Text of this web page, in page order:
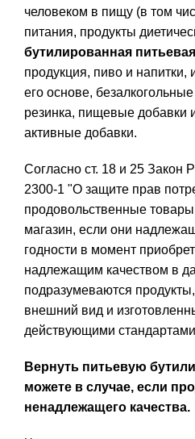
человеком в пищу (в том
питания, продукты
бутилированная
продукция, пиво и напитки,
его основе,
резинка, пищевые добавки
активные добавки.
Согласно ст. 18 и 25 Закон
2300-1 "О защите прав
продовольственные товары
магазин, если они
годности в момент
надлежащим качеством в
подразумеваются
внешний вид и
действующими
Вернуть питьевую
можете в случае, если
ненадлежащего качества.